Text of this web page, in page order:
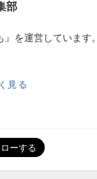
部
を運営しています
見る